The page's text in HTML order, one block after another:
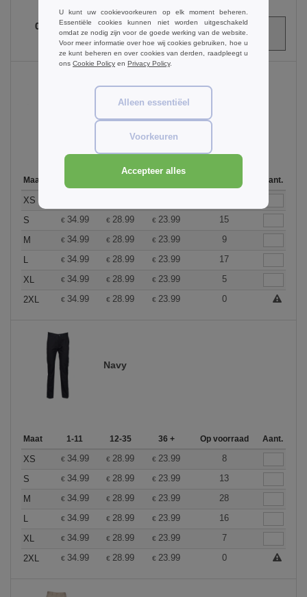
0
ARTIKELEN
0.00
Black
Maat Aant.
XS
S
€ 34.99 € 28.99 € 23.99
15
M
€ 34.99 € 28.99 € 23.99
9
L
€ 34.99 € 28.99 € 23.99
17
XL
€ 34.99 € 28.99 € 23.99
5
2XL
€ 34.99 € 28.99 € 23.99 0
Navy
Maat 1-11 12-35 36 + Op voorraad Aant.
XS € 34.99 € 28.99 € 23.99
8
S
€ 34.99 € 28.99 € 23.99
13
M
€ 34.99 € 28.99 € 23.99
28
L
€ 34.99 € 28.99 € 23.99
16
XL
€ 34.99 € 28.99 € 23.99
7
2XL
€ 34.99 € 28.99 € 23.99 0
U kunt uw cookievoorkeuren op elk moment beheren.
Essentiële cookies kunnen niet worden uitgeschakeld
omdat ze nodig zijn voor de goede werking van de website.
Voor meer informatie over hoe wij cookies gebruiken, hoe u
ze kunt beheren en over cookies van derden, raadpleegt u
ons Cookie Policy en Privacy Policy.
Alleen essentiëel
Voorkeuren
Accepteer alles